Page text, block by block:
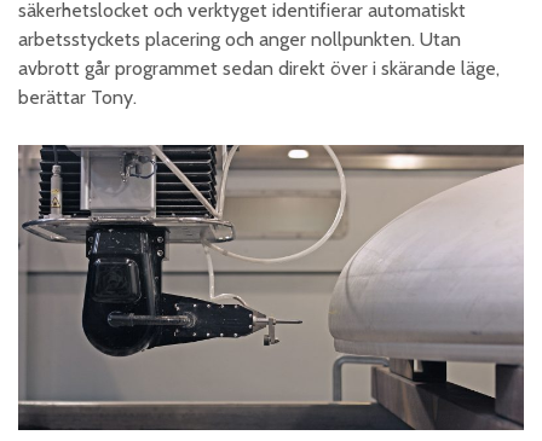
säkerhetslocket och verktyget identifierar automatiskt
arbetsstyckets placering och anger nollpunkten. Utan
avbrott går programmet sedan direkt över i skärande läge,
berättar Tony.